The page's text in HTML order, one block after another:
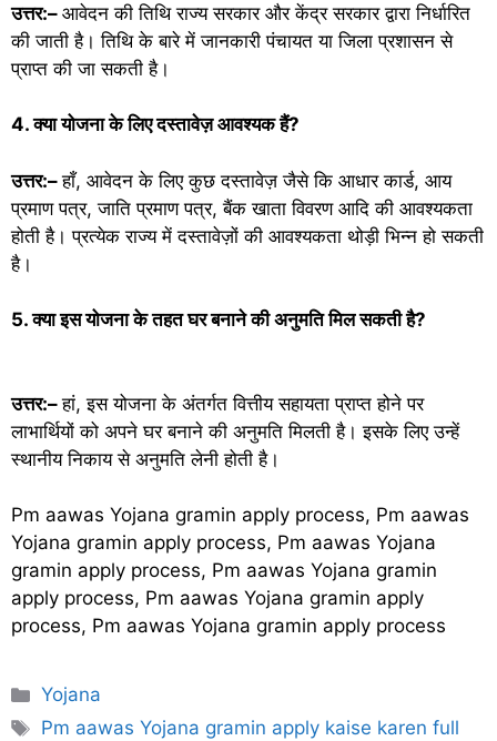
उत्तर:– आवेदन की तिथि राज्य सरकार और केंद्र सरकार द्वारा निर्धारित
की जाती है। तिथि के बारे में जानकारी पंचायत या जिला प्रशासन से
प्राप्त की जा सकती है।
4. क्या योजना के लिए दस्तावेज़ आवश्यक हैं?
उत्तर:–हाँ, आवेदन के लिए कुछ दस्तावेज़ जैसे कि आधार कार्ड, आय
प्रमाण पत्र, जाति प्रमाण पत्र, बैंक खाता विवरण आदि की आवश्यकता
होती है। प्रत्येक राज्य में दस्तावेज़ों की आवश्यकता थोड़ी भिन्न हो सकती
है।
5. क्या इस योजना के तहत घर बनाने की अनुमति मिल सकती है?
उत्तर:–हां, इस योजना के अंतर्गत वित्तीय सहायता प्राप्त होने पर
लाभार्थियों को अपने घर बनाने की अनुमति मिलती है। इसके लिए उन्हें
स्थानीय निकाय से अनुमति लेनी होती है।
Pm aawas Yojana gramin apply process, Pm aawas
Yojana gramin apply process, Pm aawas Yojana
gramin apply process, Pm aawas Yojana gramin
apply process, Pm aawas Yojana gramin apply
process, Pm aawas Yojana gramin apply process
Categories
Yojana
Tags
Pm aawas Yojana gramin apply kaise karen full